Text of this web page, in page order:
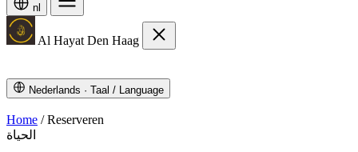
nl
Al Hayat Den Haag
Nederlands · Taal / Language
Home / Reserveren
الحياة